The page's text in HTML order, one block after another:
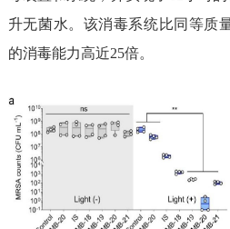
升无菌水。该消毒系统比 同等质
的消毒能力高近25倍。